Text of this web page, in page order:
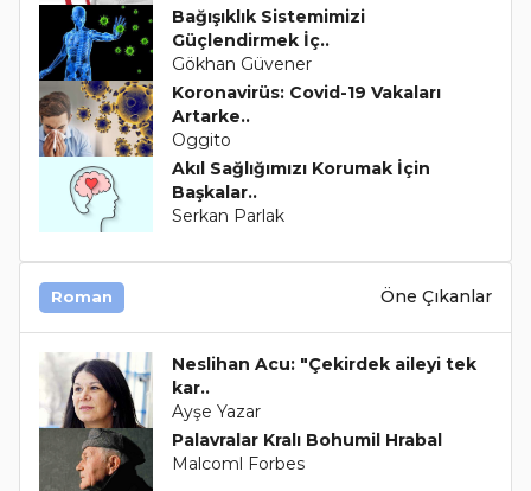
Bağışıklık Sistemimizi
Güçlendirmek İç..
Gökhan Güvener
Koronavirüs: Covid-19 Vakaları
Artarke..
Oggito
Akıl Sağlığımızı Korumak İçin
Başkalar..
Serkan Parlak
Roman Öne Çıkanlar
Neslihan Acu: "Çekirdek aileyi tek
kar..
Ayşe Yazar
Palavralar Kralı Bohumil Hrabal
Malcoml Forbes